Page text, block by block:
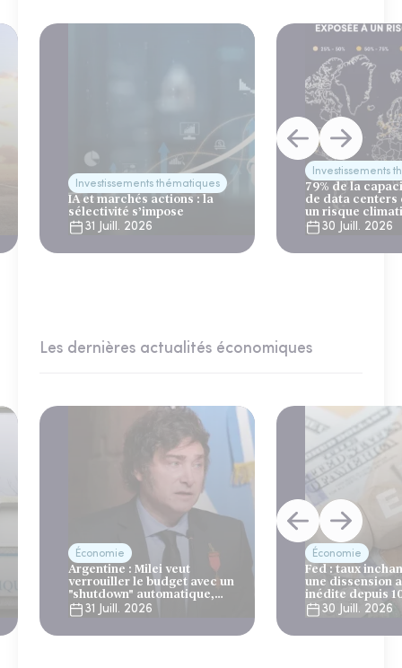
Investissements thématiques
IA et marchés actions : la
sélectivité s’impose
31 Juill. 2026
Investissements
79% de la
de data centers
un risque
30 Juill. 2026
Les dernières actualités économiques
Économie
Argentine : Milei veut
verrouiller le budget avec un
"shutdown" automatique,
sous le regard bienveillant
du FMI
31 Juill. 2026
Économie
Fed : taux
une dissension
inédite depuis
30 Juill. 2026